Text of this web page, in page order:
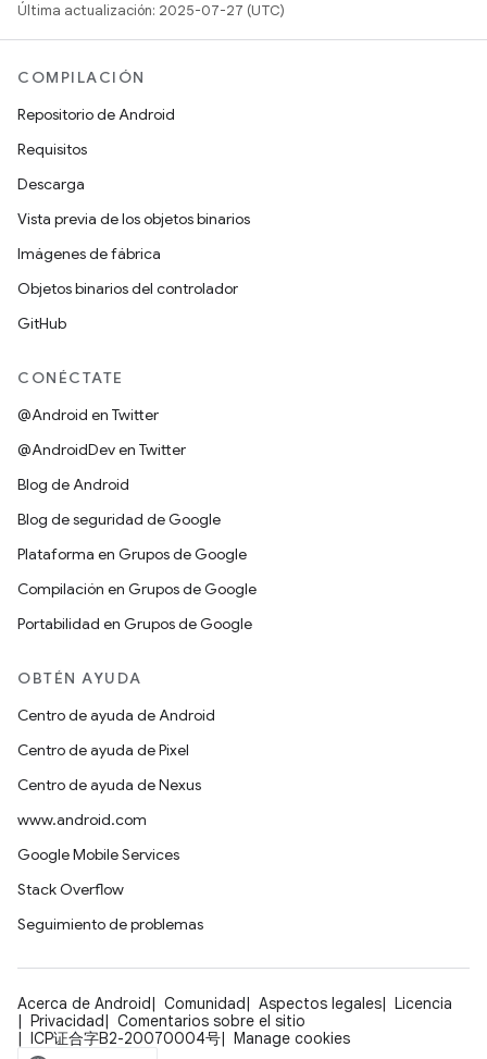
Última actualización: 2025-07-27 (UTC)
COMPILACIÓN
Repositorio de Android
Requisitos
Descarga
Vista previa de los objetos binarios
Imágenes de fábrica
Objetos binarios del controlador
GitHub
CONÉCTATE
@Android en Twitter
@AndroidDev en Twitter
Blog de Android
Blog de seguridad de Google
Plataforma en Grupos de Google
Compilación en Grupos de Google
Portabilidad en Grupos de Google
OBTÉN AYUDA
Centro de ayuda de Android
Centro de ayuda de Pixel
Centro de ayuda de Nexus
www.android.com
Google Mobile Services
Stack Overflow
Seguimiento de problemas
Acerca de Android Comunidad Aspectos legales
Licencia
Privacidad
Comentarios sobre el sitio
ICP证合字B2-20070004号
Manage cookies